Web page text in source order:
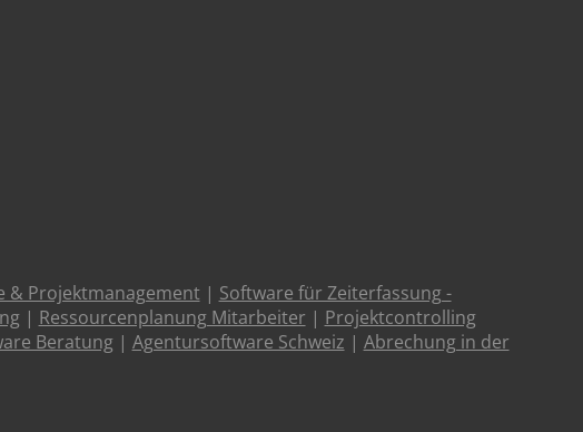
& Projektmanagement| Software für Zeiterfassung -
| Ressourcenplanung Mitarbeiter | Projektcontrolling
Beratung| Agentursoftware Schweiz | Abrechung in der